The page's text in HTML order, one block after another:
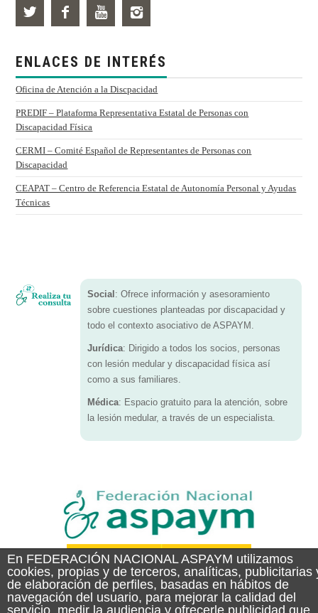
ENLACES DE INTERÉS
Oficina de Atención a la Discpacidad
PREDIF – Plataforma Representativa Estatal de Personas con
Discapacidad Física
CERMI – Comité Español de Representantes de Personas con
Discapacidad
CEAPAT – Centro de Referencia Estatal de Autonomía Personal y Ayudas
Técnicas
Social : Ofrece información y asesoramiento
sobre cuestiones planteadas por discapacidad y
todo el contexto asociativo de ASPAYM.
Jurídica: Dirigido a todos los socios, personas
con lesión medular y discapacidad física así
como a sus familiares.
Médica: Espacio gratuito para la atención, sobre
la lesión medular, a través de un especialista.
En FEDERACIÓN NACIONAL ASPAYM utilizamos
cookies, propias y de terceros, analíticas, publicitarias
de elaboración de perfiles, basadas en hábitos de
navegación del usuario, para mejorar la calidad del
servicio, medir la audiencia y ofrecerle publicidad que